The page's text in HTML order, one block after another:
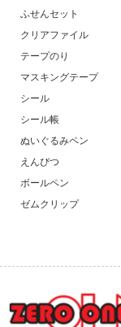
ふせんセット
クリアファイル
テープのり
マスキングテープ
シール
シール帳
ぬいぐるみペン
えんぴつ
ボールペン
ゼムクリップ